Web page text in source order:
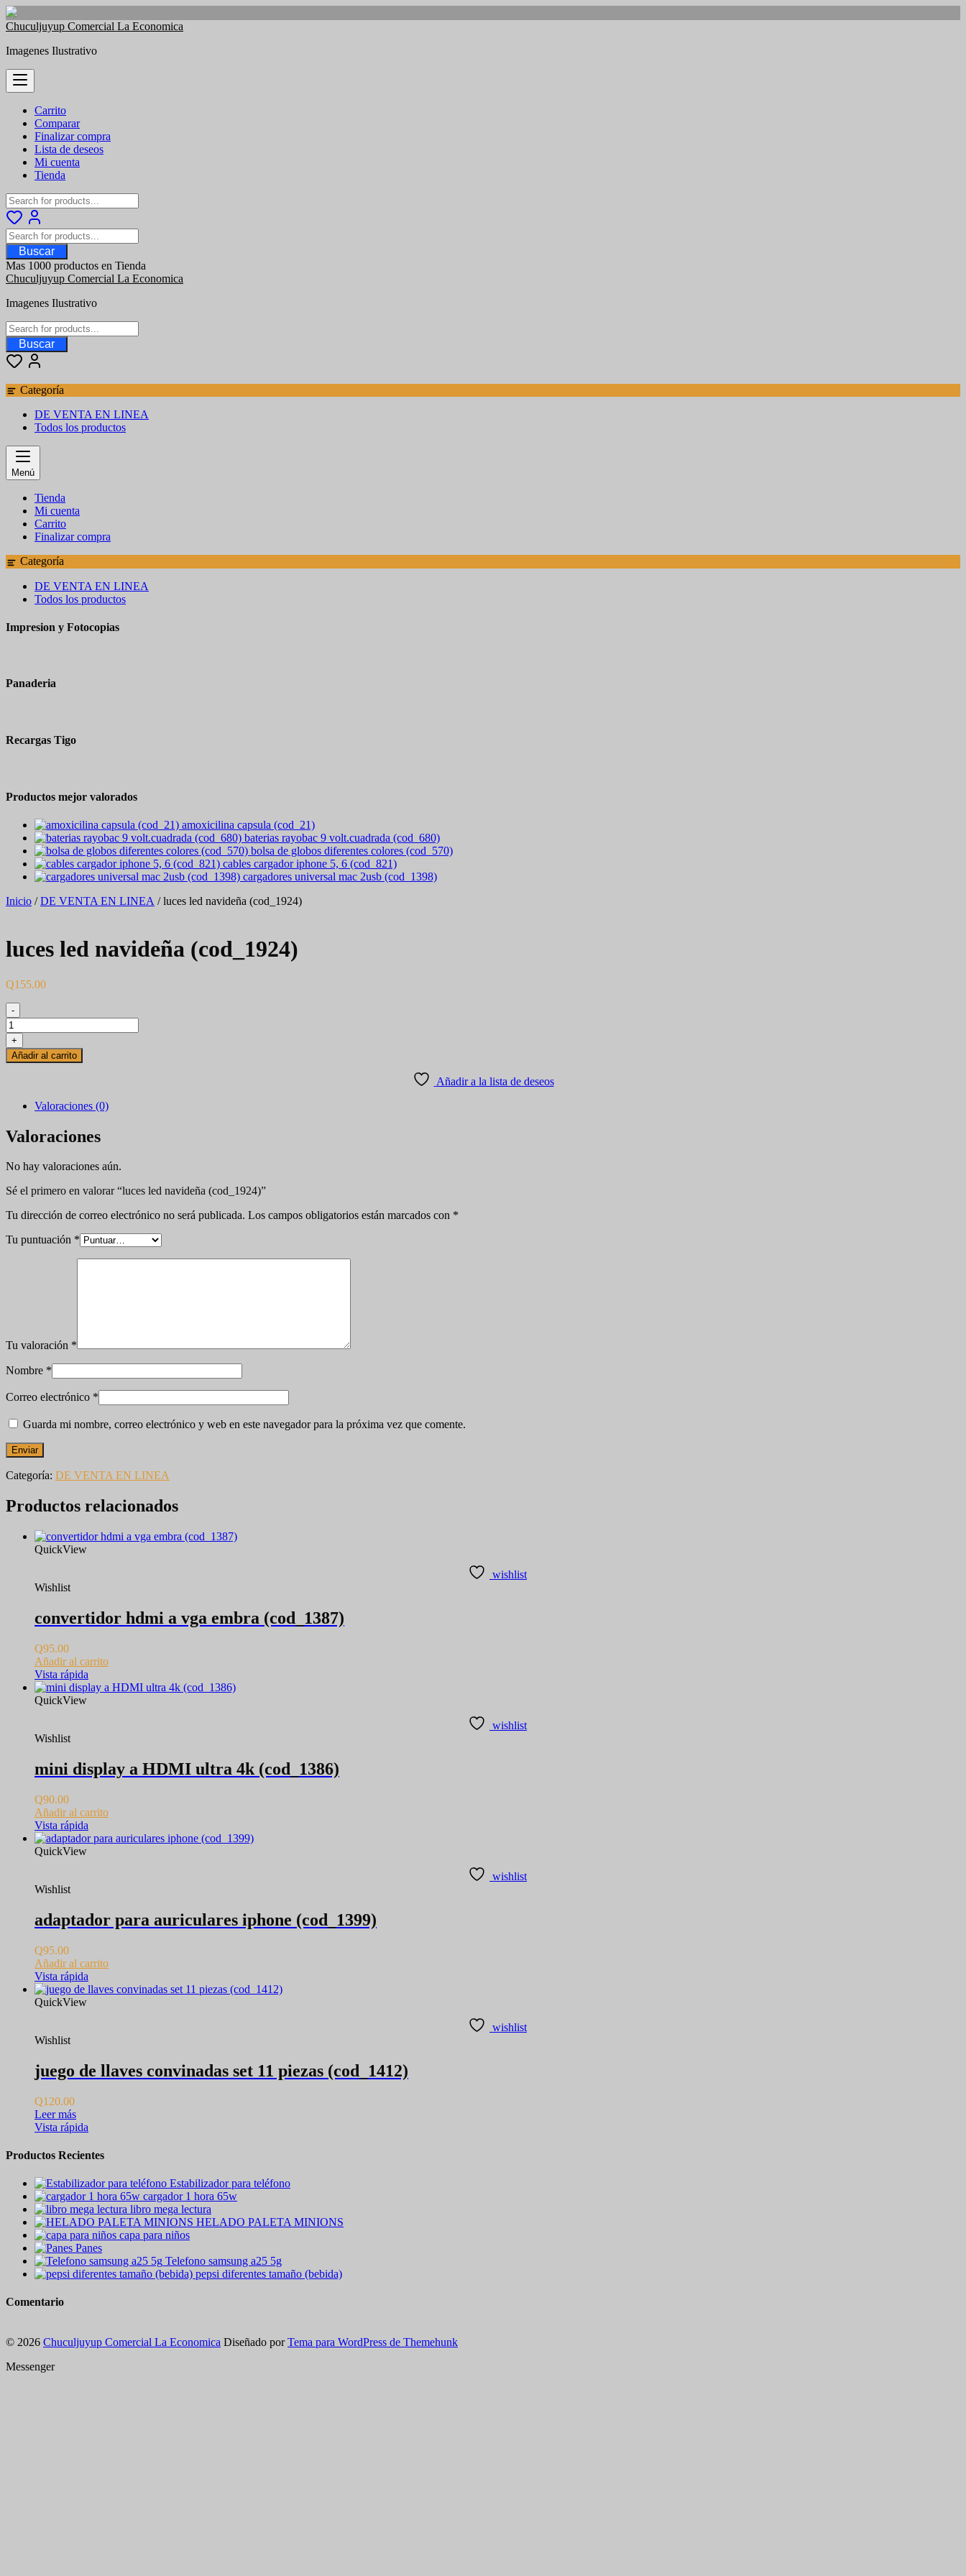
Saltar
contenido
Chuculjuyup Comercial La Economica
Imagenes Ilustrativo
Carrito
Comparar
Finalizar compra
Lista de deseos
Mi cuenta
Tienda
Buscar
Mas 1000 productos en Tienda
Chuculjuyup Comercial La Economica
Imagenes Ilustrativo
Buscar
Categoría
DE VENTA EN LINEA
Todos los productos
Menú
Tienda
Mi cuenta
Carrito
Finalizar compra
Categoría
DE VENTA EN LINEA
Todos los productos
Impresion y Fotocopias
Panaderia
Recargas Tigo
Productos mejor valorados
amoxicilina capsula (cod_21)
baterias rayobac 9 volt.cuadrada (cod_680)
bolsa de globos diferentes colores (cod_570)
cables cargador iphone 5, 6 (cod_821)
cargadores universal mac 2usb (cod_1398)
Inicio /DE VENTA EN LINEA / luces led navideña (cod_1924)
luces led navideña (cod_1924)
Q155.00
-
luces
led
navideña
(cod_1924)
+
Añadir al carrito
Añadir a la lista de deseos
Valoraciones (0)
Valoraciones
No hay valoraciones aún.
Sé el primero en valorar “luces led navideña (cod_1924)”
Tu dirección de correo electrónico no será publicada. Los campos obligatorios están marcados con *
Tu puntuación *
Tu valoración *
Nombre *
Correo electrónico *
Guarda mi nombre, correo electrónico y web en este navegador para la próxima vez que comente.
Categoría: DE VENTA EN LINEA
Productos relacionados
QuickView
wishlist
Wishlist
convertidor hdmi a vga embra (cod_1387)
Q95.00
Añadir al carrito
Vista rápida
QuickView
wishlist
Wishlist
mini display a HDMI ultra 4k (cod_1386)
Q90.00
Añadir al carrito
Vista rápida
QuickView
wishlist
Wishlist
adaptador para auriculares iphone (cod_1399)
Q95.00
Añadir al carrito
Vista rápida
QuickView
wishlist
Wishlist
juego de llaves convinadas set 11 piezas (cod_1412)
Q120.00
Leer más
Vista rápida
Productos Recientes
Estabilizador para teléfono
cargador 1 hora 65w
libro mega lectura
HELADO PALETA MINIONS
capa para niños
Panes
Telefono samsung a25 5g
pepsi diferentes tamaño (bebida)
Comentario
© 2026 Chuculjuyup Comercial La Economica Diseñado por Tema para WordPress de Themehunk
Messenger